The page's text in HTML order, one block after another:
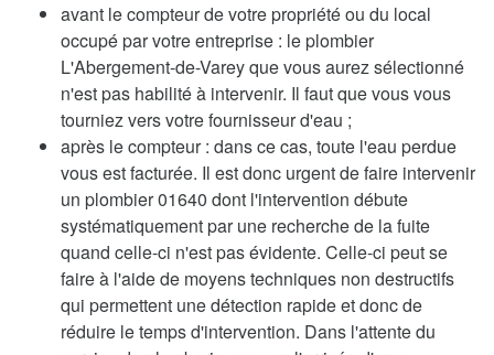
avant le compteur de votre propriété ou du local
occupé par votre entreprise : le plombier
L'Abergement-de-Varey que vous aurez sélectionné
n'est pas habilité à intervenir. Il faut que vous vous
tourniez vers votre fournisseur d'eau ;
après le compteur : dans ce cas, toute l'eau perdue
vous est facturée. Il est donc urgent de faire intervenir
un plombier 01640 dont l'intervention débute
systématiquement par une recherche de la fuite
quand celle-ci n'est pas évidente. Celle-ci peut se
faire à l'aide de moyens techniques non destructifs
qui permettent une détection rapide et donc de
réduire le temps d'intervention. Dans l'attente du